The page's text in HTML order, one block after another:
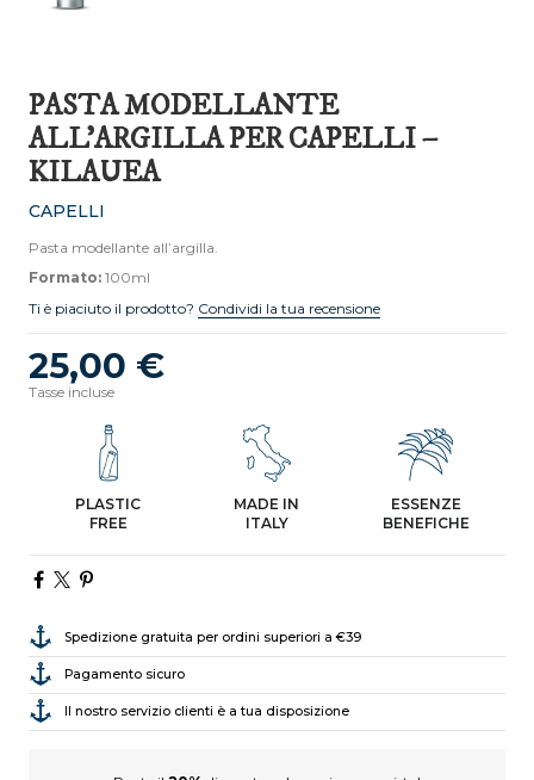
PASTA MODELLANTE
ALL’ARGILLA PER CAPELLI –
KILAUEA
CAPELLI
Pasta modellante all’argilla.
Formato:100ml
Ti è piaciuto il prodotto? Condividi la tua recensione
25,00 €
Tasse incluse
PLASTIC
FREE
MADE IN
ITALY
ESSENZE
BENEFICHE
Spedizione gratuita per ordini superiori a €39
Pagamento sicuro
Il nostro servizio clienti è a tua disposizione